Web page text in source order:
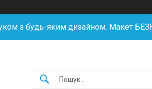
з будь-яким дизайном. Макет